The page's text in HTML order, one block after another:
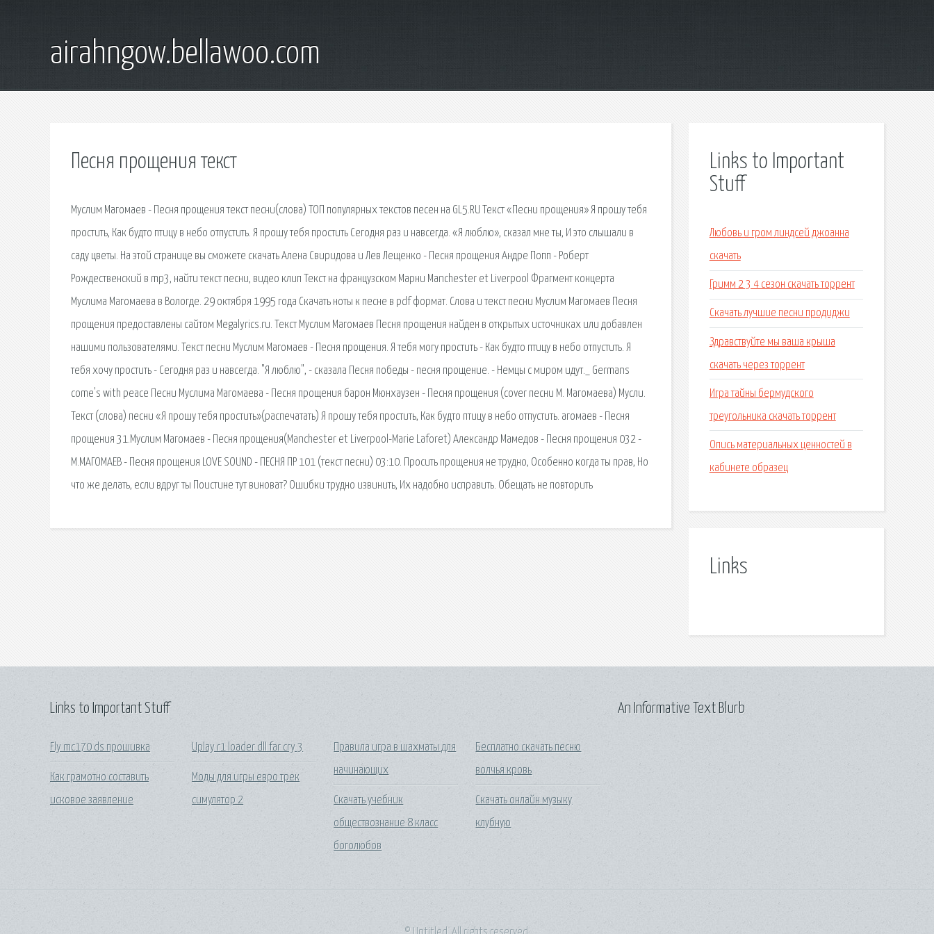
airahngow.bellawoo.com
Песня прощения текст
Муслим Магомаев - Песня прощения текст песни(слова) ТОП популярных текстов песен на GL5.RU Текст «Песни прощения» Я прошу тебя
простить, Как будто птицу в небо отпустить. Я прошу тебя простить Сегодня раз и навсегда. «Я люблю», сказал мне ты, И это слышали в
саду цветы. На этой странице вы сможете скачать Алена Свиридова и Лев Лещенко - Песня прощения Андре Попп - Роберт
Рождественский в mp3, найти текст песни, видео клип Текст на французском Марни Manchester et Liverpool Фрагмент концерта
Муслима Магомаева в Вологде. 29 октября 1995 года Скачать ноты к песне в pdf формат. Слова и текст песни Муслим Магомаев Песня
прощения предоставлены сайтом Megalyrics.ru. Текст Муслим Магомаев Песня прощения найден в открытых источниках или добавлен
нашими пользователями. Текст песни Муслим Магомаев - Песня прощения. Я тебя могу простить - Как будто птицу в небо отпустить. Я
тебя хочу простить - Сегодня раз и навсегда. "Я люблю", - сказала Песня победы - песня прощение. - Немцы с миром идут._ Germans
come's with peace Песни Муслима Магомаева - Песня прощения барон Мюнхаузен - Песня прощения (cover песни М. Магомаева) Мусли.
Текст (слова) песни «Я прошу тебя простить»(распечатать) Я прошу тебя простить, Как будто птицу в небо отпустить. агомаев - Песня
прощения 31.Муслим Магомаев - Песня прощения(Manchester et Liverpool-Marie Laforet) Александр Мамедов - Песня прощения 032 -
М.МАГОМАЕВ - Песня прощения LOVE SOUND - ПЕСНЯ ПР 101 (текст песни) 03:10. Просить прощения не трудно, Особенно когда ты прав, Но
что же делать, если вдруг ты Поистине тут виноват? Ошибки трудно извинить, Их надобно исправить. Обещать не повторить
Links to Important
Stuff
Любовь и гром линдсей джоанна
скачать
Гримм 2 3 4 сезон скачать торрент
Скачать лучшие песни продиджи
Здравствуйте мы ваша крыша
скачать через торрент
Игра тайны бермудского
треугольника скачать торрент
Опись материальных ценностей в
кабинете образец
Links
Links to Important Stuff
Fly mc170 ds прошивка
Как грамотно составить
исковое заявление
Uplay r1 loader dll far cry 3
Моды для игры евро трек
симулятор 2
Правила игра в шахматы для
начинающих
Скачать учебник
обществознание 8 класс
боголюбов
Бесплатно скачать песню
волчья кровь
Скачать онлайн музыку
клубную
An Informative Text Blurb